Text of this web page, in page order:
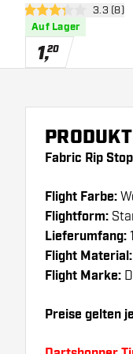
3.3 Bewertungssterne
3.3 (8)
Auf Lager
1,20
Fabric Rip
Flight Farbe:
Flightform:
Lieferumfang:
Flight Material:
Flight Marke:
Preise gelten